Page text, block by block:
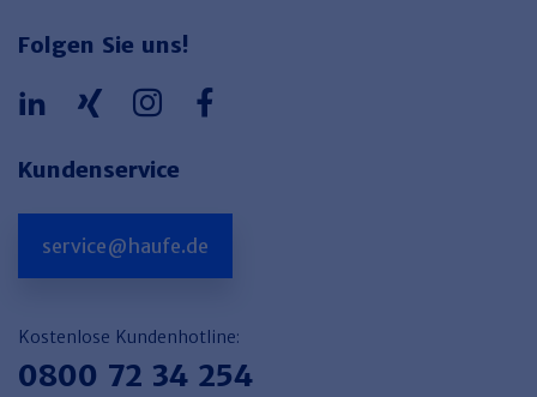
Folgen Sie uns!
Kundenservice
service@haufe.de
Kostenlose Kundenhotline:
0800 72 34 254